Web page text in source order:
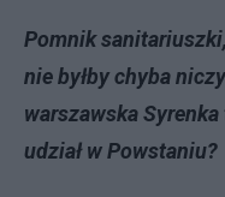
Pomnik
nie byłby chyba
warszawska
udział w Powstaniu?